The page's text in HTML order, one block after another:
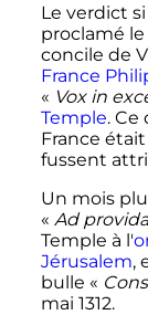
Le verdict
proclamé le
concile de
France
« Vox in
Temple. Ce
France
fussent
Un mois
« Ad
Temple à l'
Jérusalem,
bulle «
mai 1312.